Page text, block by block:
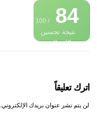
84
/ 100
نتيجة تحسين
محركات البحث
اترك تعليقاً
لن يتم نشر عنوان بريدك الإلكتروني.